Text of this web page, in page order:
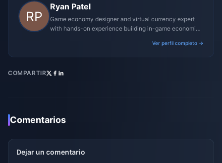
Ryan Patel
Game economy designer and virtual currency expert
with hands-on experience building in-game economies
Ver perfil completo →
COMPARTIR
Comentarios
Dejar un comentario